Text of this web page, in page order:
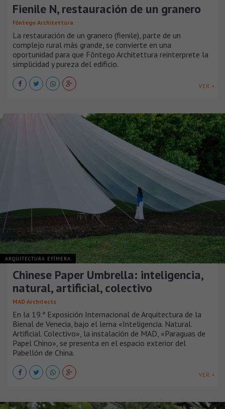
Fienile N, restauración de un granero
Fōntego Architettura
La restauración de un granero (fienile), parte de un
complejo rural más grande, se convierte en una
oportunidad para que Fōntego Architettura reinterprete la
simplicidad y pureza del edificio.
VER +
ARQUITECTURA EFÍMERA
Chinese Paper Umbrella: inteligencia,
natural, artificial, colectivo
MAD Architects
En la 19.ª Exposición Internacional de Arquitectura de la
Bienal de Venecia, bajo el lema «Inteligencia. Natural.
Artificial. Colectivo», la instalación de MAD, «Paraguas de
Papel Chino», se presenta en el espacio exterior del
Pabellón de China.
VER +